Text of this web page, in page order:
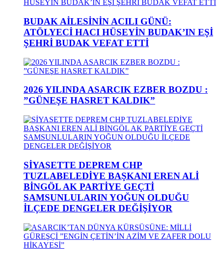
BUDAK AİLESİNİN ACILI GÜNÜ:
ATÖLYECİ HACI HÜSEYİN BUDAK’IN EŞİ
ŞEHRİ BUDAK VEFAT ETTİ
2026 YILINDA ASARCIK EZBER BOZDU :
”GÜNEŞE HASRET KALDIK”
SİYASETTE DEPREM CHP
TUZLABELEDİYE BAŞKANI EREN ALİ
BİNGÖL AK PARTİYE GEÇTİ
SAMSUNLULARIN YOĞUN OLDUĞU
İLÇEDE DENGELER DEĞİŞİYOR